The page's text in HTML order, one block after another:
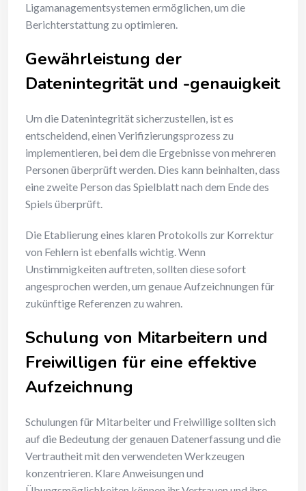
Ligamanagementsystemen ermöglichen, um die
Berichterstattung zu optimieren.
Gewährleistung der
Datenintegrität und -genauigkeit
Um die Datenintegrität sicherzustellen, ist es
entscheidend, einen Verifizierungsprozess zu
implementieren, bei dem die Ergebnisse von mehreren
Personen überprüft werden. Dies kann beinhalten, dass
eine zweite Person das Spielblatt nach dem Ende des
Spiels überprüft.
Die Etablierung eines klaren Protokolls zur Korrektur
von Fehlern ist ebenfalls wichtig. Wenn
Unstimmigkeiten auftreten, sollten diese sofort
angesprochen werden, um genaue Aufzeichnungen für
zukünftige Referenzen zu wahren.
Schulung von Mitarbeitern und
Freiwilligen für eine effektive
Aufzeichnung
Schulungen für Mitarbeiter und Freiwillige sollten sich
auf die Bedeutung der genauen Datenerfassung und die
Vertrautheit mit den verwendeten Werkzeugen
konzentrieren. Klare Anweisungen und